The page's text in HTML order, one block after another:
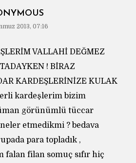
2013, 07:16
VALLAHİ DEĞMEZ
! BİRAZ
KARDEŞLERİNİZE KULAK
kardeşlerim bizim
görünümlü tüccar
etmedikmi ? bedava
para topladık ,
falan filan somuç sıfır hiç